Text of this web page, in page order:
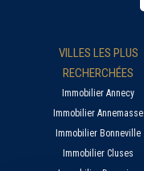
VILLES LES PLUS
RECHERCHÉES
Immobilier Annecy
Immobilier Annemasse
Immobilier Bonneville
Immobilier Cluses